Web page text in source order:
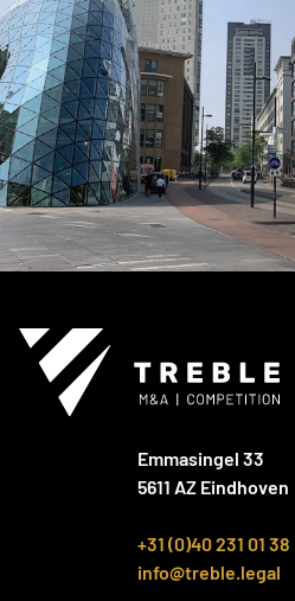
Emmasingel 33
5611 AZ Eindhoven
+31 (0)40 231 01 38
info@treble.legal